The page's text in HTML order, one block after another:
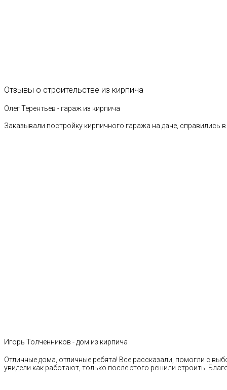
Отзывы о строительстве из кирпича
Олег Терентьев - гараж из кирпича
Заказывали постройку кирпичного гаража на даче, справились
Игорь Толченников - дом из кирпича
Отличные дома, отличные ребята! Все рассказали, помогли с
увидели как работают, только после этого решили строить.